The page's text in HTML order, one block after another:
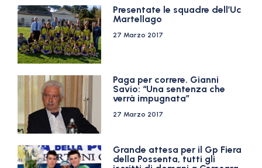
Presentate le squadre dell’Uc
Martellago
27 Marzo 2017
Paga per correre. Gianni
Savio: “Una sentenza che
verrà impugnata”
27 Marzo 2017
Grande attesa per il Gp Fiera
della Possenta, tutti gli